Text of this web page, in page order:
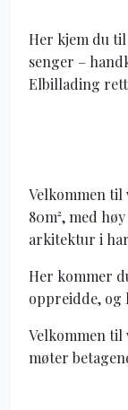
Her kjem du
senger –
Elbillading
Velkommen
80m², med
arkitektur i
Her kommer
oppreidde,
Velkommen
møter